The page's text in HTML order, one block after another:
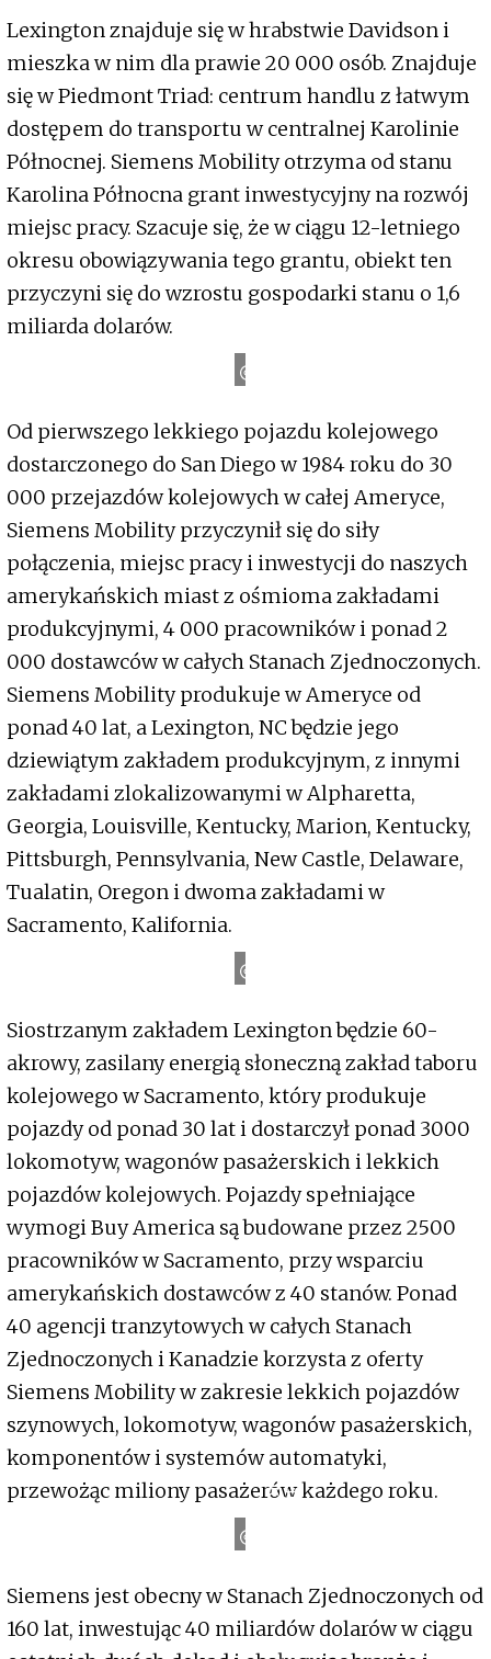
Lexington znajduje się w hrabstwie Davidson i
mieszka w nim dla prawie 20 000 osób. Znajduje
się w Piedmont Triad: centrum handlu z łatwym
dostępem do transportu w centralnej Karolinie
Północnej. Siemens Mobility otrzyma od stanu
Karolina Północna grant inwestycyjny na rozwój
miejsc pracy. Szacuje się, że w ciągu 12-letniego
okresu obowiązywania tego grantu, obiekt ten
przyczyni się do wzrostu gospodarki stanu o 1,6
miliarda dolarów.
Od pierwszego lekkiego pojazdu kolejowego
dostarczonego do San Diego w 1984 roku do 30
000 przejazdów kolejowych w całej Ameryce,
Siemens Mobility przyczynił się do siły
połączenia, miejsc pracy i inwestycji do naszych
amerykańskich miast z ośmioma zakładami
produkcyjnymi, 4 000 pracowników i ponad 2
000 dostawców w całych Stanach Zjednoczonych.
Siemens Mobility produkuje w Ameryce od
ponad 40 lat, a Lexington, NC będzie jego
dziewiątym zakładem produkcyjnym, z innymi
zakładami zlokalizowanymi w Alpharetta,
Georgia, Louisville, Kentucky, Marion, Kentucky,
Pittsburgh, Pennsylvania, New Castle, Delaware,
Tualatin, Oregon i dwoma zakładami w
Sacramento, Kalifornia.
Siostrzanym zakładem Lexington będzie 60-
akrowy, zasilany energią słoneczną zakład taboru
kolejowego w Sacramento, który produkuje
pojazdy od ponad 30 lat i dostarczył ponad 3000
lokomotyw, wagonów pasażerskich i lekkich
pojazdów kolejowych. Pojazdy spełniające
wymogi Buy America są budowane przez 2500
pracowników w Sacramento, przy wsparciu
amerykańskich dostawców z 40 stanów. Ponad
40 agencji tranzytowych w całych Stanach
Zjednoczonych i Kanadzie korzysta z oferty
Siemens Mobility w zakresie lekkich pojazdów
szynowych, lokomotyw, wagonów pasażerskich,
komponentów i systemów automatyki,
przewożąc miliony pasażerów każdego roku.
S
i
e
m
e
n
s
M
o
b
i
l
i
ty
Siemens jest obecny w Stanach Zjednoczonych od
160 lat, inwestując 40 miliardów dolarów w ciągu